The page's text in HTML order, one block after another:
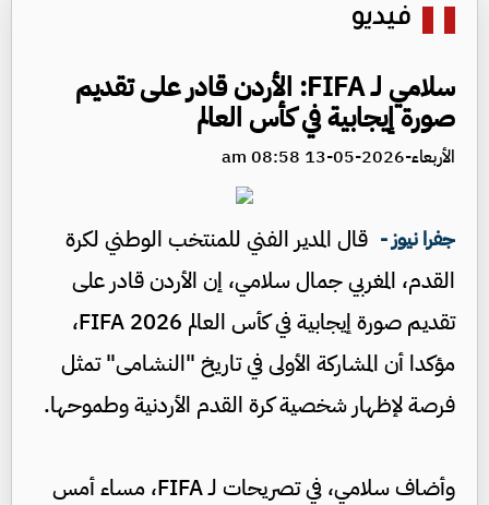
فيديو
سلامي لـ FIFA: الأردن قادر على تقديم
صورة إيجابية في كأس العالم
الأربعاء-2026-05-13 08:58 am
جفرا نيوز - قال المدير الفني للمنتخب الوطني لكرة
القدم، المغربي جمال سلامي، إن الأردن قادر على
تقديم صورة إيجابية في كأس العالم FIFA 2026،
مؤكدا أن المشاركة الأولى في تاريخ "النشامى" تمثل
فرصة لإظهار شخصية كرة القدم الأردنية وطموحها.
وأضاف سلامي، في تصريحات لـ FIFA، مساء أمس